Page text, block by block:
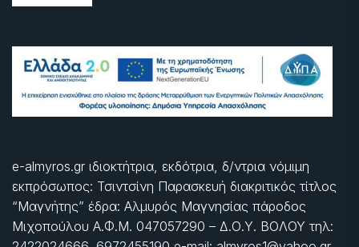
e-almyros.gr ιδιοκτήτρια, εκδότρια, δ/ντρια νόμιμη
εκπρόσωπος: Τσιντσίνη Παρασκευή διακριτικός τίτλος
“Μαγνήτης” έδρα: Αλμυρός Μαγνησίας πάροδος
Μιχοπούλου Α.Φ.Μ. 047057290 – Δ.Ο.Υ. ΒΟΛΟΥ τηλ: